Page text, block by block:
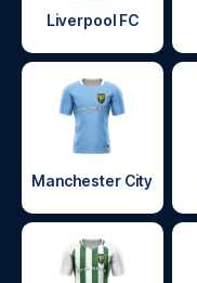
Liverpool FC
Manchester City